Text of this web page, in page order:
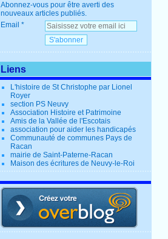
Abonnez-vous pour être averti des
nouveaux articles publiés.
Email
Liens
L'histoire de St Christophe par Lionel
Royer
section PS Neuvy
Association Histoire et Patrimoine
Amis de la Vallée de l'Escotais
association pour aider les handicapés
Communauté de communes Pays de
Racan
mairie de Saint-Paterne-Racan
Maison des écritures de Neuvy-le-Roi